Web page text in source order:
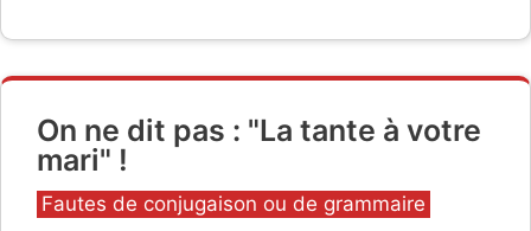
On ne dit pas : "La tante à votre
mari" !
Catégories
Fautes de conjugaison ou de grammaire